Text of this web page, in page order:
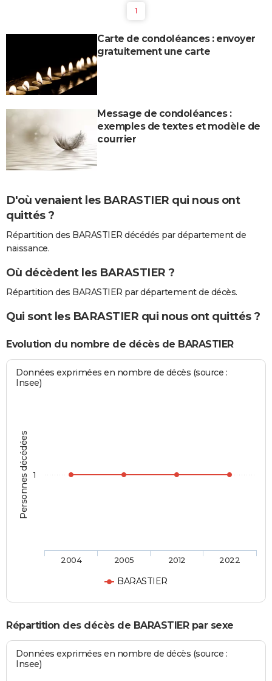
1
Carte de condoléances : envoyer
gratuitement une carte
Message de condoléances :
exemples de textes et modèle de
courrier
D'où venaient les BARASTIER qui nous ont
quittés ?
Répartition des BARASTIER décédés par département de
naissance.
Où décèdent les BARASTIER ?
Répartition des BARASTIER par département de décès.
Qui sont les BARASTIER qui nous ont quittés ?
Evolution du nombre de décès de BARASTIER
Personnes décédées
Données exprimées en nombre de décès (source :
Insee)
BARASTIER
2004 2005 2012 2022
1
Répartition des décès de BARASTIER par sexe
Données exprimées en nombre de décès (source :
Insee)